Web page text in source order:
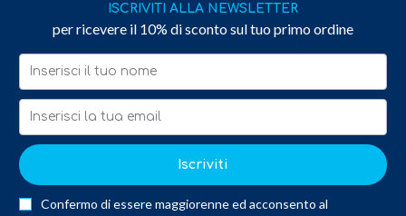
ISCRIVITI ALLA NEWSLETTER
per ricevere il 10% di sconto sul tuo primo ordine
Iscriviti
Confermo di essere maggiorenne ed acconsento al